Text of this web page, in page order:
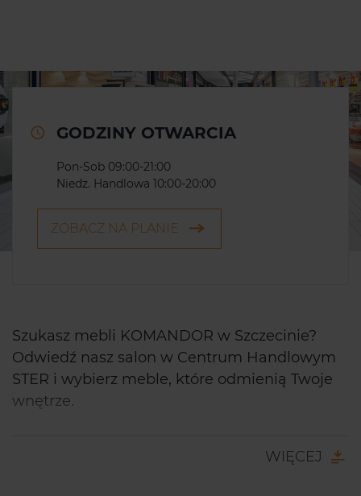
GODZINY OTWARCIA
Pon-Sob 09:00-21:00
Niedz. Handlowa 10:00-20:00
ZOBACZ NA PLANIE
Szukasz mebli KOMANDOR w Szczecinie?
Odwiedź nasz salon w Centrum Handlowym
STER i wybierz meble, które odmienią Twoje
wnętrze.
klientom meble i rozwiązania najwyższej
WIĘCEJ